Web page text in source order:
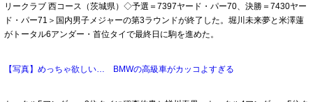
リークラブ 西コース（茨城県）◇予選＝7397ヤード・パー70、決勝＝7430ヤー
ド・パー71＞国内男子メジャーの第3ラウンドが終了した。堀川未来夢と米澤蓮
がトータル6アンダー・首位タイで最終日に駒を進めた。
【写真】めっちゃ欲しい… BMWの高級車がカッコよすぎる